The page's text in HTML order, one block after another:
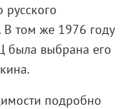
том же 1976 году
была выбрана его
подробно